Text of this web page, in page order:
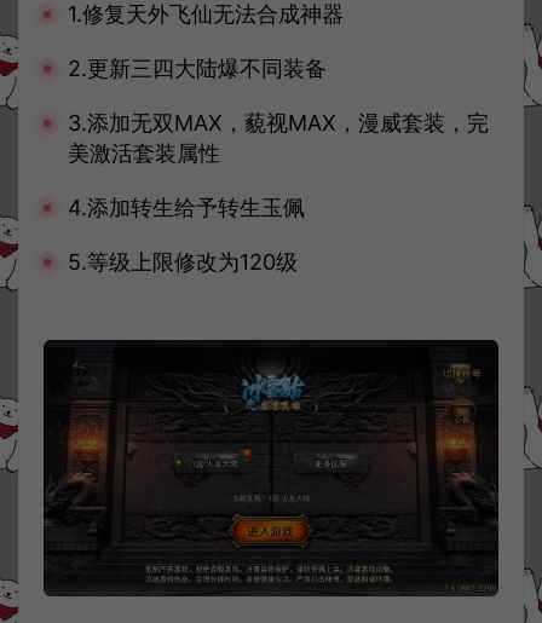
1.修复天外飞仙无法合成神器
2.更新三四大陆爆不同装备
3.添加无双MAX，藐视MAX，漫威套装，完
美激活套装属性
4.添加转生给予转生玉佩
5.等级上限修改为120级